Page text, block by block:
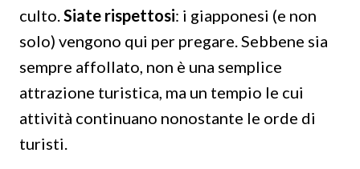
culto.Siate rispettosi: i giapponesi (e non
solo) vengono qui per pregare. Sebbene sia
sempre affollato, non è una semplice
attrazione turistica, ma un tempio le cui
attività continuano nonostante le orde di
turisti.